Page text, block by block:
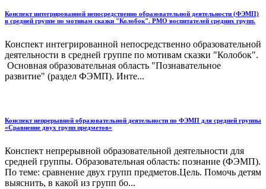
Конспект интегрированной непосредственно образовательной деятельности (ФЭМП)
в средней группе по мотивам сказки "Колобок". РМО воспитателей средних групп.
Конспект интегрированной непосредственно образовательной
деятельности в средней группе по мотивам сказки "Колобок".
Основная образовательная область "Познавательное
развитие" (раздел ФЭМП). Инте...
Конспект непрерывной образовательной деятельности по ФЭМП для средней группы
«Сравнение двух групп предметов»
Конспект непрерывной образовательной деятельности для
средней группы. Образовательная область: познание (ФЭМП).
По теме: сравнение двух групп предметов.Цель. Помочь детям
выяснить, в какой из групп бо...